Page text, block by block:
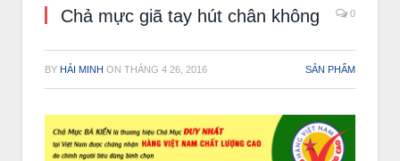
Chả mực giã tay hút chân không 0
BY HẢI MINH ON THÁNG 4 26, 2016 SẢN PHẨM